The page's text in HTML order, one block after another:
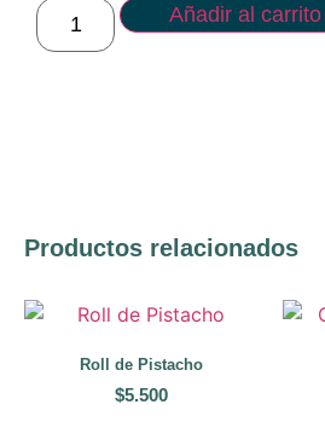
Añadir al carrito
Productos relacionados
Roll de Pistacho
$5.500